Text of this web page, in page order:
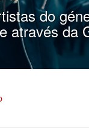
do
através da